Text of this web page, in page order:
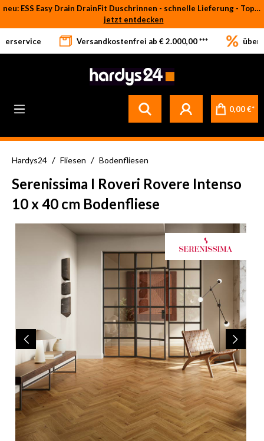
Zum Hauptinhalt springen
neu: ESS Easy Drain DrainFit Duschrinnen - schnelle Lieferung - Top-Preise
jetzt entdecken
Betrifft ausschließlich bei Bestellware-Fliesen: aufgrund der Werksferien in Italien und Spanien kommt es zu Verzögerungen bei der Verladung. Sämtliche Lagerware (sofort verfügbar) sowie alle anderen Produktgruppen versenden wir weiterhin regulär
Versandkostenfrei ab € 2.000,00 *** über
0,00 €*
Hardys24 / Fliesen / Bodenfliesen
Serenissima I Roveri Rovere Intenso
10 x 40 cm Bodenfliese
Bildergalerie überspringen